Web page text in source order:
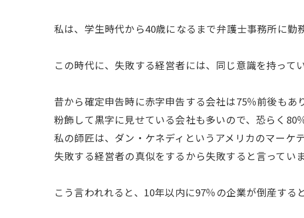
私は、学生時代から40歳になるまで弁護士事務所に勤
この時代に、失敗する経営者には、同じ意識を持って
昔から確定申告時に赤字申告する会社は75％前後もあ
粉飾して黒字に見せている会社も多いので、恐らく80
私の師匠は、ダン・ケネディというアメリカのマーケ
失敗する経営者の真似をするから失敗すると言っていま
こう言われれると、10年以内に97％の企業が倒産す